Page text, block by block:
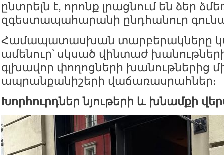
ընտրելն է, որոնք լրացնում են ձեր
զգեստապահարանի ընդհանուր
Համապատասխան տարբերակները
ամենուր՝ սկսած վինտաժ
գլխավոր փողոցների խանութներից
ապրանքանիշերի վաճառասրահներ։
Խորհուրդներ նյութերի և խնամքի